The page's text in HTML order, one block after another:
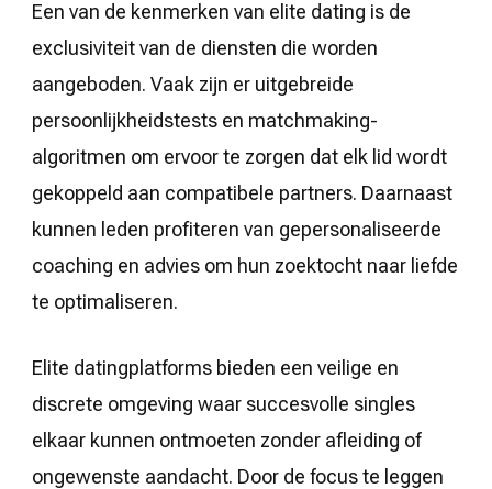
Een van de kenmerken van elite dating is de
exclusiviteit van de diensten die worden
aangeboden. Vaak zijn er uitgebreide
persoonlijkheidstests en matchmaking-
algoritmen om ervoor te zorgen dat elk lid wordt
gekoppeld aan compatibele partners. Daarnaast
kunnen leden profiteren van gepersonaliseerde
coaching en advies om hun zoektocht naar liefde
te optimaliseren.
Elite datingplatforms bieden een veilige en
discrete omgeving waar succesvolle singles
elkaar kunnen ontmoeten zonder afleiding of
ongewenste aandacht. Door de focus te leggen